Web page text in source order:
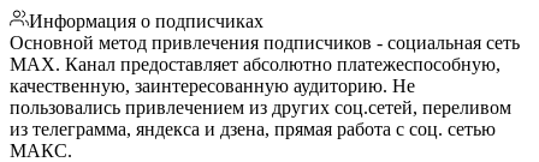
Информация о подписчиках
Основной метод привлечения подписчиков - социальная сеть
MAX. Канал предоставляет абсолютно платежеспособную,
качественную, заинтересованную аудиторию. Не
пользовались привлечением из других соц.сетей, переливом
из телеграмма, яндекса и дзена, прямая работа с соц. сетью
МАКС.